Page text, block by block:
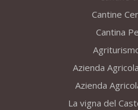
Cantine
Cantina
Azienda
Azienda
La vigna del